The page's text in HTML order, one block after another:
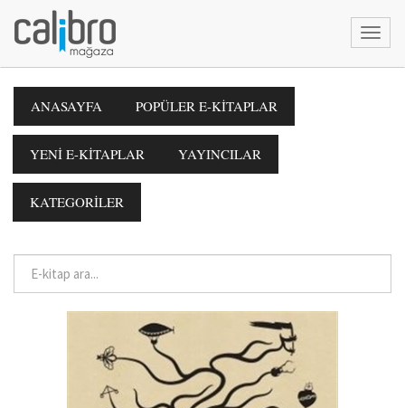
ANASAYFA POPÜLER E-KİTAPLAR
YENİ E-KİTAPLAR YAYINCILAR
KATEGORİLER